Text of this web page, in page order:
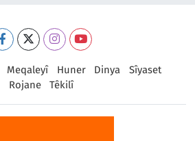
Meqaleyî Huner Dinya
Sîyaset
Rojane
Têkilî